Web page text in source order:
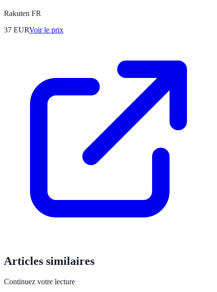
Rakuten FR
37 EURVoir le prix
Articles similaires
Continuez votre lecture